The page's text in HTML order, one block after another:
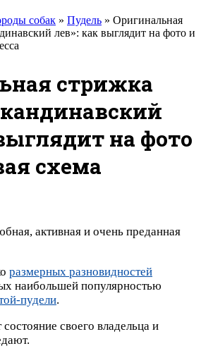
собак » Пудель » Оригинальная
лев»: как выглядит на фото и
стрижка
на фото
схема
активная и очень преданная
размерных разновидностей
наибольшей популярностью
пудели.
своего владельца и